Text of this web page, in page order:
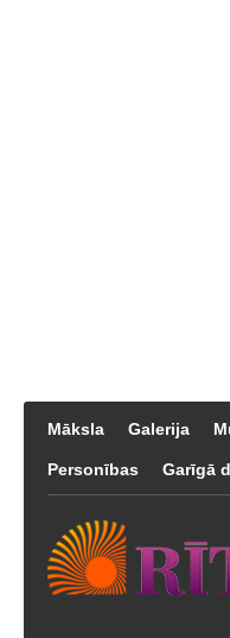
Māksla Galerija
Personības Garīgā